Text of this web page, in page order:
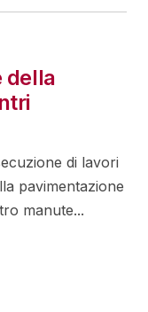
della
di lavori
pavimentazione
manute...